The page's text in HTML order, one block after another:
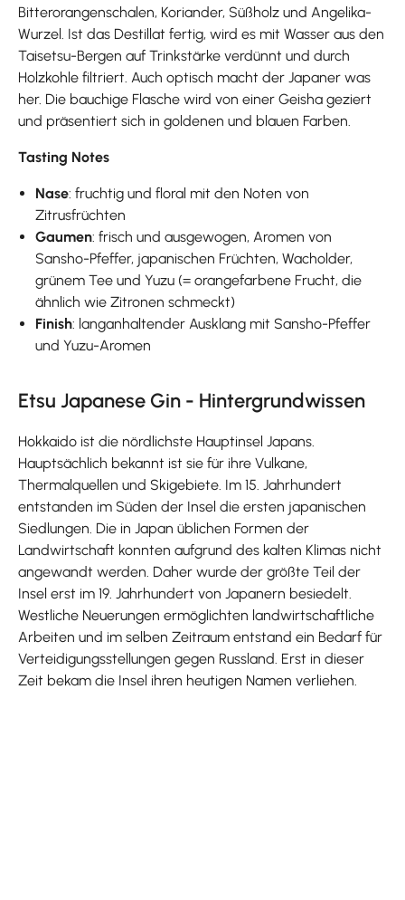
Bitterorangenschalen, Koriander, Süßholz und Angelika-
Wurzel. Ist das Destillat fertig, wird es mit Wasser aus den
Taisetsu-Bergen auf Trinkstärke verdünnt und durch
Holzkohle filtriert. Auch optisch macht der Japaner was
her. Die bauchige Flasche wird von einer Geisha geziert
und präsentiert sich in goldenen und blauen Farben.
Tasting Notes
Nase: fruchtig und floral mit den Noten von
Zitrusfrüchten
Gaumen: frisch und ausgewogen, Aromen von
Sansho-Pfeffer, japanischen Früchten, Wacholder,
grünem Tee und Yuzu (= orangefarbene Frucht, die
ähnlich wie Zitronen schmeckt)
Finish: langanhaltender Ausklang mit Sansho-Pfeffer
und Yuzu-Aromen
Etsu Japanese Gin - Hintergrundwissen
Hokkaido ist die nördlichste Hauptinsel Japans.
Hauptsächlich bekannt ist sie für ihre Vulkane,
Thermalquellen und Skigebiete. Im 15. Jahrhundert
entstanden im Süden der Insel die ersten japanischen
Siedlungen. Die in Japan üblichen Formen der
Landwirtschaft konnten aufgrund des kalten Klimas nicht
angewandt werden. Daher wurde der größte Teil der
Insel erst im 19. Jahrhundert von Japanern besiedelt.
Westliche Neuerungen ermöglichten landwirtschaftliche
Arbeiten und im selben Zeitraum entstand ein Bedarf für
Verteidigungsstellungen gegen Russland. Erst in dieser
Zeit bekam die Insel ihren heutigen Namen verliehen.